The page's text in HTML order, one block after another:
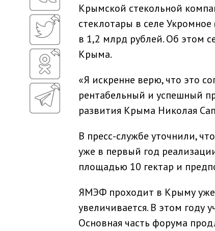
Крымской стекольной
стеклотары в селе
в 1,2 млрд рублей. Об этом
Крыма.
«Я искренне верю, что это
рентабельный и успешный
развития Крыма Николая
В пресс-службе уточнили,
уже в первый год
площадью 10 гектар и
ЯМЭФ проходит в Крыму уже
увеличивается. В этом году
Основная часть форума